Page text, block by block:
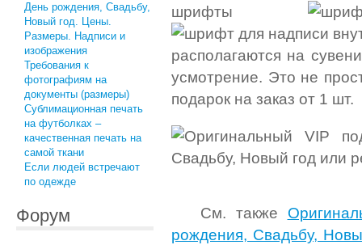
День рождения, Свадьбу,
Новый год. Цены.
Размеры. Надписи и
изображения
Требования к
фотографиям на
документы (размеры)
Сублимационная печать
на футболках –
качественная печать на
самой ткани
Если людей встречают
по одежде
Форум
шрифты
располагаются на
усмотрение. Это не
подарок на заказ от 1 шт.
См. также
рождения, Свадьбу,